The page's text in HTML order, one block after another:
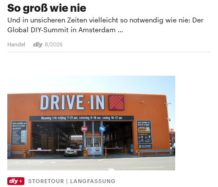
So groß wie nie
Und in unsicheren Zeiten vielleicht so notwendig wie nie: Der
Global DIY-Summit in Amsterdam …
Handel 8/2026
STORETOUR | LANGFASSUNG